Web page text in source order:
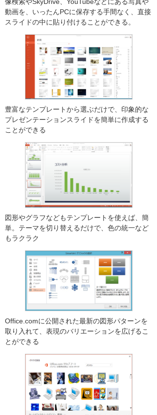
動画を、いったんPCに保存する手間なく、直接
スライドの中に貼り付けることができる。
豊富なテンプレートから選ぶだけで、印象的な
プレゼンテーションスライドを簡単に作成する
ことができる
図形やグラフなどもテンプレートを使えば、簡
単。テーマを切り替えるだけで、色の統一など
もラクラク
Office.comに公開された最新の図形パターンを
取り入れて、表現のバリエーションを広げるこ
とができる